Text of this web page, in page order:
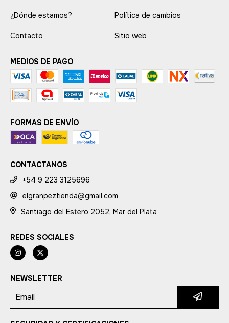
¿Dónde estamos? Política de cambios
Contacto Sitio web
MEDIOS DE PAGO
FORMAS DE ENVÍO
CONTACTANOS
+54 9 223 3125696
elgranpeztienda@gmail.com
Santiago del Estero 2052, Mar del Plata
REDES SOCIALES
NEWSLETTER